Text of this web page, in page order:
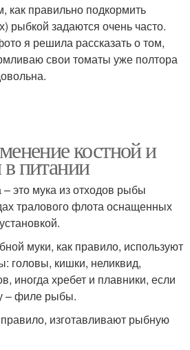
как правильно подкормить
рыбкой задаются очень часто.
я решила рассказать о том,
свои томаты уже полтора
костной и
питании
это мука из отходов рыбы
тралового флота оснащенных
муки, как правило, используют
головы, кишки, неликвид,
иногда хребет и плавники, если
– филе рыбы.
изготавливают рыбную